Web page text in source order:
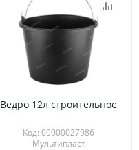
Ведро 12л строительное
Код: 00000027986
Мультипласт